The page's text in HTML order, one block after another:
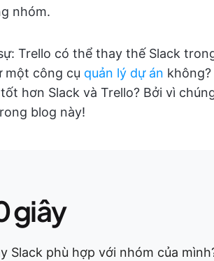
nhóm.
Trello có thể thay thế Slack
một công cụ quản lý dự án
hơn Slack và Trello? Bởi vì
blog này!
giây
Slack phù hợp với nhóm của